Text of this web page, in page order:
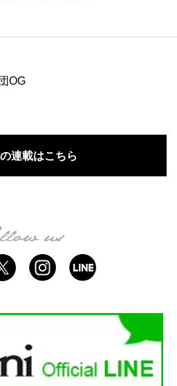
OG
連載はこちら